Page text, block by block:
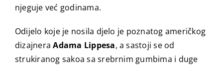
njeguje već godinama.
Odijelo koje je nosila djelo je poznatog američkog
dizajneraAdama Lippesa, a sastoji se od
strukiranog sakoa sa srebrnim gumbima i duge